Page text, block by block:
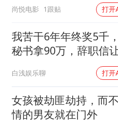
尚悦电影 1跟贴 打开
我苦干6年年终奖5千
秘书拿90万，辞职信
白浅娱乐聊 打开
女孩被劫匪劫持，而
情的男友就在门外